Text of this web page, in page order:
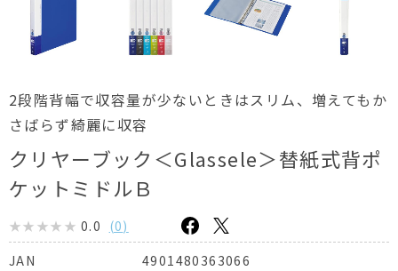
2段階背幅で収容量が少ないときはスリム、増えてもか
さばらず綺麗に収容
クリヤーブック＜Glassele＞替紙式背ポ
ケットミドルＢ
0.0 (0)
JAN
4901480363066